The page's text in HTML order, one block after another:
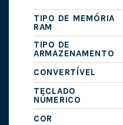
TIPO DE MEMÓRIA
RAM
TIPO DE
ARMAZENAMENTO
CONVERTÍVEL
TECLADO
NÚMERICO
COR